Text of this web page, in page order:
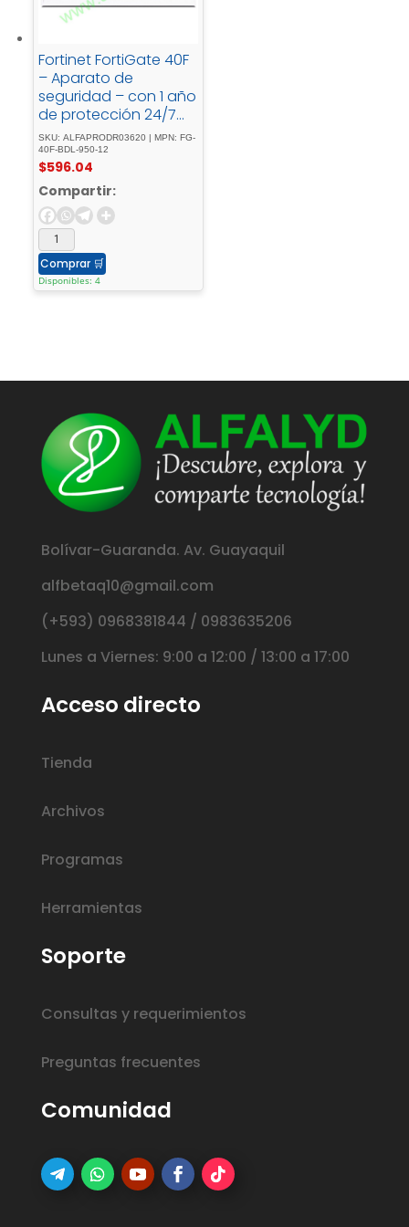
*CloudKey+ - solo -
que - pueden -
funcionar - con -
alimentación - de - 5
- V. - Las - unidades -
que - requieren -
alimentación -
adicional - no - son -
compatibles
Fortinet FortiGate 40F
– Aparato de
seguridad – con 1 año
de protección 24/7
FortiCare y Forticare
Unified (UTM) -
1GbEescritorio
SKU: ALFAPRODR03620 | MPN: FG-
40F-BDL-950-12
$596.04
Compartir:
Comprar 🛒
Disponibles: 4
Bolívar-Guaranda. Av. Guayaquil
alfbetaq10@gmail.com
(+593) 0968381844 / 0983635206
Lunes a Viernes: 9:00 a 12:00 / 13:00 a 17:00
Acceso directo
Tienda
Archivos
Programas
Herramientas
Soporte
Consultas y requerimientos
Preguntas frecuentes
Comunidad